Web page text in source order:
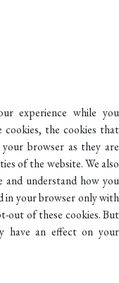
experience while you
the cookies that
browser as they are
of the website. We also
and understand how you
in your browser only with
out of these cookies. But
have an effect on your